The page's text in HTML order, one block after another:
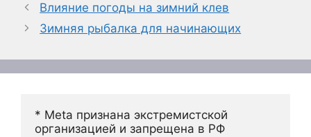
Влияние погоды на зимний клев
Зимняя рыбалка для начинающих
* Meta признана экстремистской
организацией и запрещена в РФ